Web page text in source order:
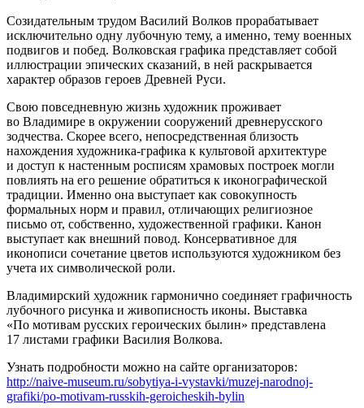
Созидательным трудом Василий Волков прорабатывает
исключительно одну лубочную тему, а именно, тему военных
подвигов и побед. Волковская графика представляет собой
иллюстрации эпических сказаний, в ней раскрывается
характер образов героев Древней Руси.
Свою повседневную жизнь художник проживает
во Владимире в окружении сооружений древнерусского
зодчества. Скорее всего, непосредственная близость
нахождения художника-графика к культовой архитектуре
и доступ к настенным росписям храмовых построек могли
повлиять на его решение обратиться к иконографической
традиции. Именно она выступает как совокупность
формальных норм и правил, отличающих религиозное
письмо от, собственно, художественной графики. Канон
выступает как внешний повод. Консервативное для
иконописи сочетание цветов используются художником без
учета их символической роли.
Владимирский художник гармонично соединяет графичность
лубочного рисунка и живописность иконы. Выставка
«По мотивам русских героических былин» представлена
17 листами графики Василия Волкова.
Узнать подробности можно на сайте организаторов:
http://naive-museum.ru/sobytiya-i-vystavki/muzej-narodnoj-
grafiki/po-motivam-russkih-geroicheskih-bylin